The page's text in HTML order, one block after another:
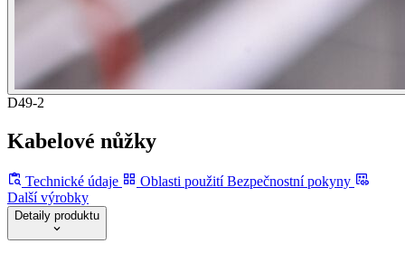
D49-2
Kabelové nůžky
Technické údaje Oblasti použití Bezpečnostní pokyny
Další výrobky
Detaily produktu